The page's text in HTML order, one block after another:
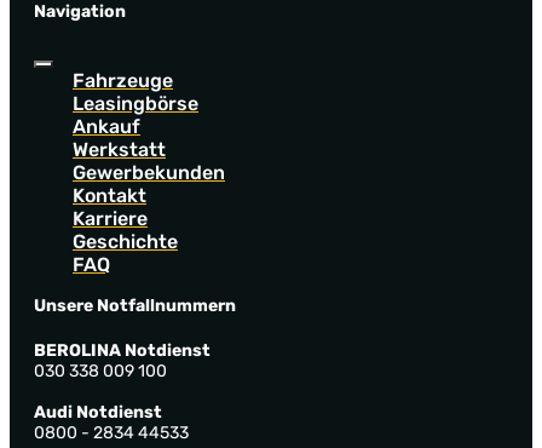
Navigation
Fahrzeuge
Leasingbörse
Ankauf
Werkstatt
Gewerbekunden
Kontakt
Karriere
Geschichte
FAQ
Unsere Notfallnummern
BEROLINA Notdienst
030 338 009 100
Audi Notdienst
0800 - 2834 44533